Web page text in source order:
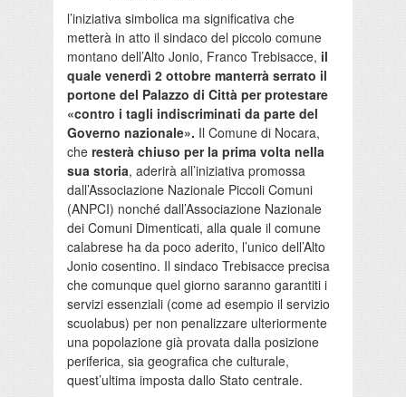
l’iniziativa simbolica ma significativa che
metterà in atto il sindaco del piccolo comune
montano dell’Alto Jonio, Franco Trebisacce, il
quale venerdì 2 ottobre manterrà serrato il
portone del Palazzo di Città per protestare
«contro i tagli indiscriminati da parte del
Governo nazionale». Il Comune di Nocara,
che resterà chiuso per la prima volta nella
sua storia, aderirà all’iniziativa promossa
dall’Associazione Nazionale Piccoli Comuni
(ANPCI) nonché dall’Associazione Nazionale
dei Comuni Dimenticati, alla quale il comune
calabrese ha da poco aderito, l’unico dell’Alto
Jonio cosentino. Il sindaco Trebisacce precisa
che comunque quel giorno saranno garantiti i
servizi essenziali (come ad esempio il servizio
scuolabus) per non penalizzare ulteriormente
una popolazione già provata dalla posizione
periferica, sia geografica che culturale,
quest’ultima imposta dallo Stato centrale.